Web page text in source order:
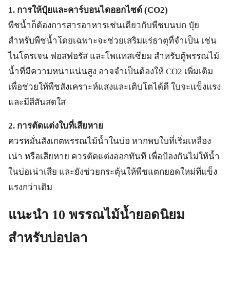
1. การให้ปุ๋ยและคาร์บอนไดออกไซด์ (CO2)
พืชน้ำก็ต้องการสารอาหารเช่นเดียวกับพืชบนบก ปุ๋ย
สำหรับพืชน้ำโดยเฉพาะจะช่วยเสริมแร่ธาตุที่จำเป็น เช่น
ไนโตรเจน ฟอสฟอรัส และโพแทสเซียม สำหรับตู้พรรณไม้
น้ำที่มีความหนาแน่นสูง อาจจำเป็นต้องให้ CO2 เพิ่มเติม
เพื่อช่วยให้พืชสังเคราะห์แสงและเติบโตได้ดี ใบจะแข็งแรง
และมีสีสันสดใส
2. การตัดแต่งใบที่เสียหาย
ควรหมั่นสังเกตพรรณไม้น้ำในบ่อ หากพบใบที่เริ่มเหลือง
เน่า หรือเสียหาย ควรตัดแต่งออกทันที เพื่อป้องกันไม่ให้น้ำ
ในบ่อเน่าเสีย และยังช่วยกระตุ้นให้พืชแตกยอดใหม่ที่แข็ง
แรงกว่าเดิม
แนะนำ 10 พรรณไม้น้ำยอดนิยม
สำหรับบ่อปลา